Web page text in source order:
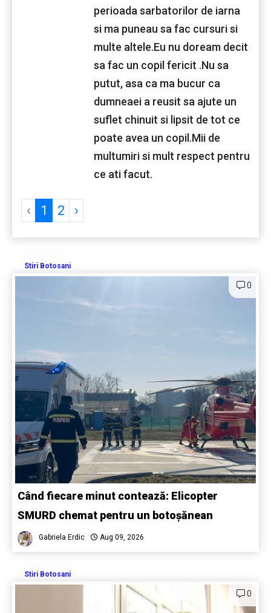
perioada sarbatorilor de iarna
si ma puneau sa fac cursuri si
multe altele.Eu nu doream decit
sa fac un copil fericit .Nu sa
putut, asa ca ma bucur ca
dumneaei a reusit sa ajute un
suflet chinuit si lipsit de tot ce
poate avea un copil.Mii de
multumiri si mult respect pentru
ce ati facut.
‹ 1 2 ›
Stiri Botosani
0
Când fiecare minut contează: Elicopter
SMURD chemat pentru un botoșănean
Gabriela Erdic Aug 09, 2026
Stiri Botosani
0